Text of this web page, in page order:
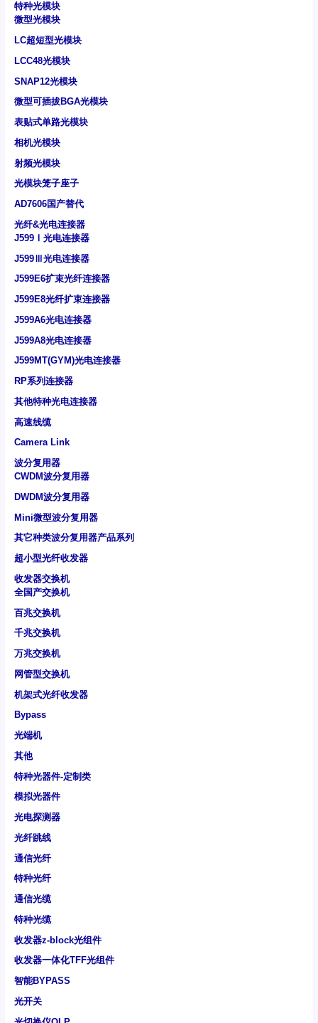
特种光模块
微型光模块
LC超短型光模块
LCC48光模块
SNAP12光模块
微型可插拔BGA光模块
表贴式单路光模块
相机光模块
射频光模块
光模块笼子座子
AD7606国产替代
光纤&光电连接器
J599Ⅰ光电连接器
J599Ⅲ光电连接器
J599E6扩束光纤连接器
J599E8光纤扩束连接器
J599A6光电连接器
J599A8光电连接器
J599MT(GYM)光电连接器
RP系列连接器
其他特种光电连接器
高速线缆
Camera Link
波分复用器
CWDM波分复用器
DWDM波分复用器
Mini微型波分复用器
其它种类波分复用器产品系列
超小型光纤收发器
收发器交换机
全国产交换机
百兆交换机
千兆交换机
万兆交换机
网管型交换机
机架式光纤收发器
Bypass
光端机
其他
特种光器件-定制类
模拟光器件
光电探测器
光纤跳线
通信光纤
特种光纤
通信光缆
特种光缆
收发器z-block光组件
收发器一体化TFF光组件
智能BYPASS
光开关